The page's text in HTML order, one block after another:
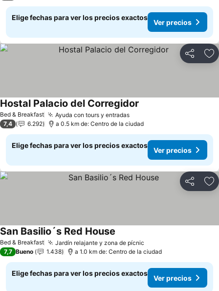
Elige fechas para ver los precios exactos
Ver precios
Compartir
Bed & Breakfast Ayuda con tours y entradasVer precios
Hostal Palacio del Corregidor
7,4 6.292 a 0.5 km de: Centro de la ciudad
Elige fechas para ver los precios exactos
Ver precios
Compartir
Bed & Breakfast Jardín relajante y zona de pícnic
San Basilio´s Red House
7,7 Bueno 1.438 a 1.0 km de: Centro de la ciudad
Elige fechas para ver los precios exactos
Ver precios